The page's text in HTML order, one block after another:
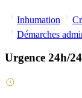
Inhumation
Démarches
Urgence 24h/24